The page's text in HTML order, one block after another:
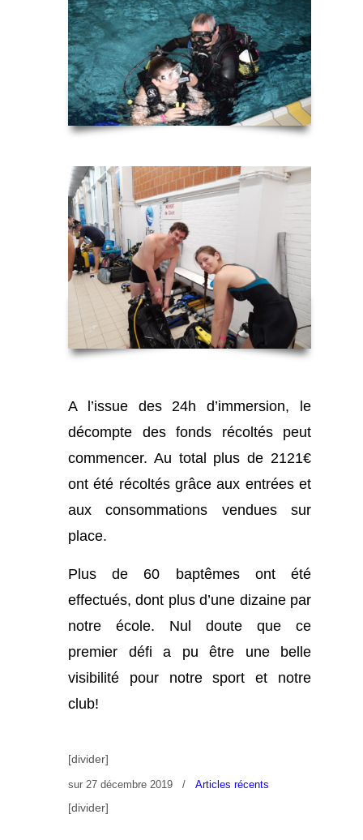
A l’issue des 24h d’immersion, le
décompte des fonds récoltés peut
commencer. Au total plus de 2121€
ont été récoltés grâce aux entrées et
aux consommations vendues sur
place.
Plus de 60 baptêmes ont été
effectués, dont plus d’une dizaine par
notre école. Nul doute que ce
premier défi a pu être une belle
visibilité pour notre sport et notre
club!
[divider]
sur 27 décembre 2019 / Articles récents
[divider]